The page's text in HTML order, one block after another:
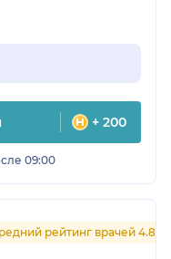
+ 200
09:00
рейтинг врачей 4.8